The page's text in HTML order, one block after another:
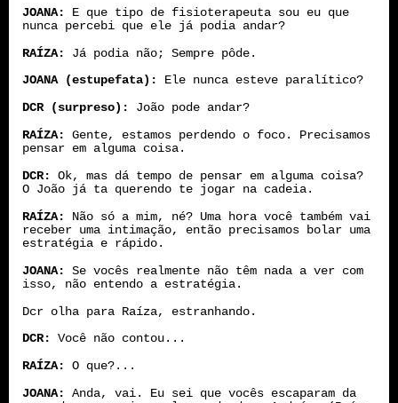
JOANA:
E que tipo de fisioterapeuta sou eu que
nunca percebi que ele já podia andar?
RAÍZA:
Já podia não; Sempre pôde.
JOANA (estupefata):
Ele nunca esteve paralítico?
DCR (surpreso):
João pode andar?
RAÍZA:
Gente, estamos perdendo o foco. Precisamos
pensar em alguma coisa.
DCR:
Ok, mas dá tempo de pensar em alguma coisa?
O João já ta querendo te jogar na cadeia.
RAÍZA:
Não só a mim, né? Uma hora você também vai
receber uma intimação, então precisamos bolar uma
estratégia e rápido.
JOANA:
Se vocês realmente não têm nada a ver com
isso, não entendo a estratégia.
Dcr olha para Raíza, estranhando.
DCR:
Você não contou...
RAÍZA:
O que?...
JOANA:
Anda, vai. Eu sei que vocês escaparam da